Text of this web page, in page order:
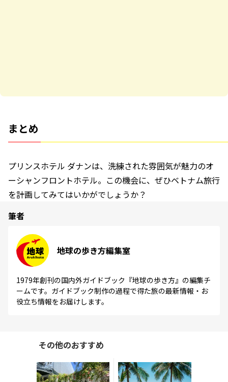
まとめ
プリンスホテル ダナンは、洗練された雰囲気が魅力のオ
ーシャンフロントホテル。この機会に、ぜひベトナム旅行
を計画してみてはいかがでしょうか？
筆者
地球の歩き方編集室
1979年創刊の国内外ガイドブック『地球の歩き方』の編集チ
ームです。ガイドブック制作の過程で得た旅の最新情報・お
役立ち情報をお届けします。
その他のおすすめ